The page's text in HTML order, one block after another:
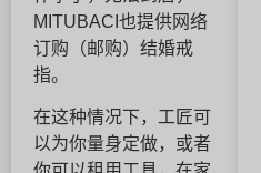
MITUBACI也提供网络
订购（邮购）结婚戒
指。
在这种情况下，工匠可
以为你量身定做，或者